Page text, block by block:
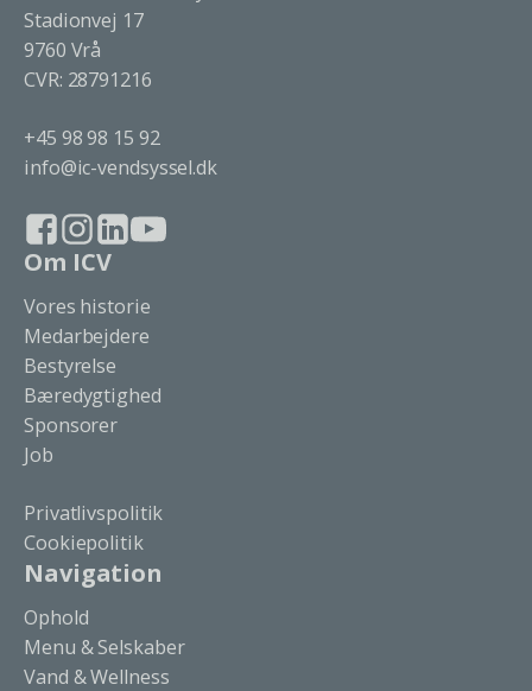
Stadionvej 17
9760 Vrå
CVR: 28791216
+45 98 98 15 92
info@ic-vendsyssel.dk
Om ICV
Vores historie
Medarbejdere
Bestyrelse
Bæredygtighed
Sponsorer
Job
Privatlivspolitik
Cookiepolitik
Navigation
Ophold
Menu & Selskaber
Vand & Wellness